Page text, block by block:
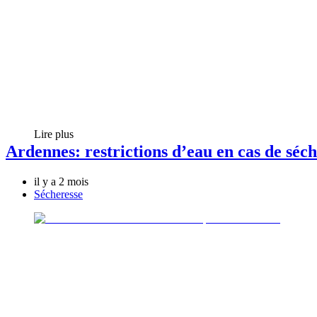
Lire plus
Ardennes: restrictions d’eau en cas de
il y a 2 mois
Sécheresse